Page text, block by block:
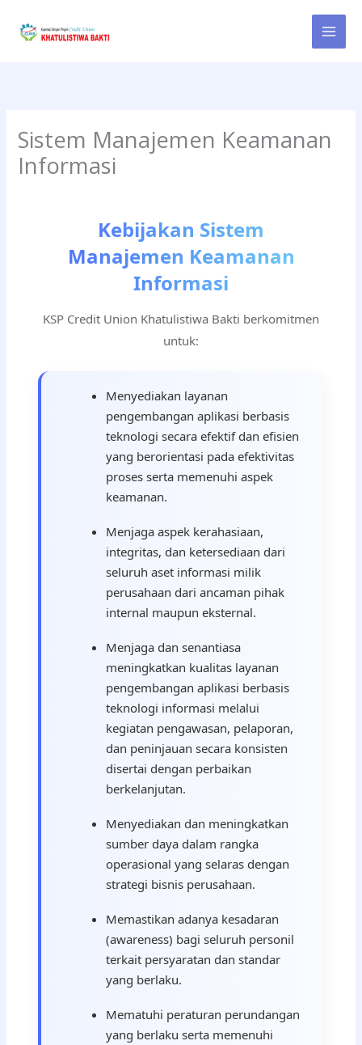
content
Sistem Manajemen Keamanan
Informasi
Kebijakan Sistem
Manajemen Keamanan
Informasi
KSP Credit Union Khatulistiwa Bakti berkomitmen
untuk:
Menyediakan layanan
pengembangan aplikasi berbasis
teknologi secara efektif dan efisien
yang berorientasi pada efektivitas
proses serta memenuhi aspek
keamanan.
Menjaga aspek kerahasiaan,
integritas, dan ketersediaan dari
seluruh aset informasi milik
perusahaan dari ancaman pihak
internal maupun eksternal.
Menjaga dan senantiasa
meningkatkan kualitas layanan
pengembangan aplikasi berbasis
teknologi informasi melalui
kegiatan pengawasan, pelaporan,
dan peninjauan secara konsisten
disertai dengan perbaikan
berkelanjutan.
Menyediakan dan meningkatkan
sumber daya dalam rangka
operasional yang selaras dengan
strategi bisnis perusahaan.
Memastikan adanya kesadaran
(awareness) bagi seluruh personil
terkait persyaratan dan standar
yang berlaku.
Mematuhi peraturan perundangan
yang berlaku serta memenuhi